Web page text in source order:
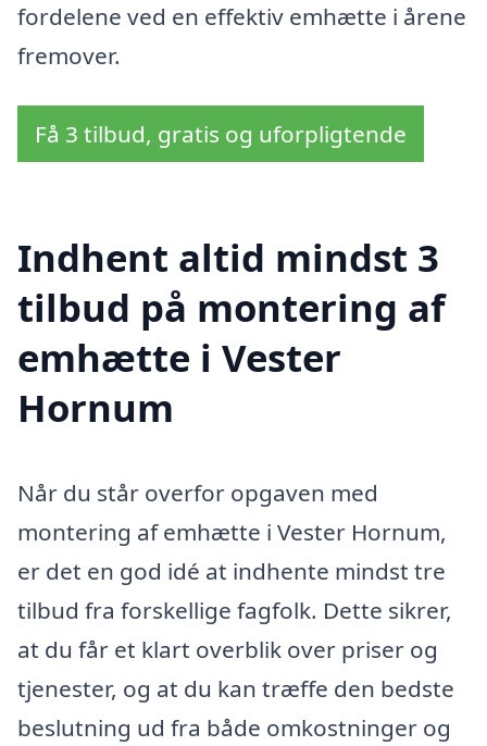
fordelene ved en effektiv emhætte i årene
fremover.
Få 3 tilbud, gratis og uforpligtende
Indhent altid mindst 3
tilbud på montering af
emhætte i Vester
Hornum
Når du står overfor opgaven med
montering af emhætte i Vester Hornum,
er det en god idé at indhente mindst tre
tilbud fra forskellige fagfolk. Dette sikrer,
at du får et klart overblik over priser og
tjenester, og at du kan træffe den bedste
beslutning ud fra både omkostninger og